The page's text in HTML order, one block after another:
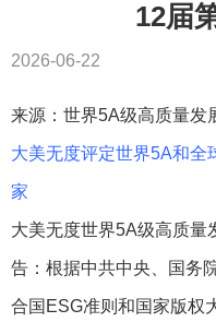
12届
2026-06-22
来源：世界5A级高质量发
大美无度评定世界5A和全
家
大美无度世界5A级高质量
告：根据中共中央、国务
合国ESG准则和国家版权